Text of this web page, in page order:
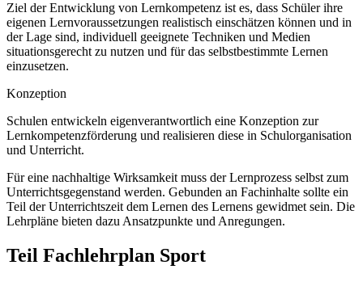
Ziel der Entwicklung von Lernkompetenz ist es, dass Schüler ihre
eigenen Lernvoraussetzungen realistisch einschätzen können und in
der Lage sind, individuell geeignete Techniken und Medien
situationsgerecht zu nutzen und für das selbstbestimmte Lernen
einzusetzen.
Konzeption
Schulen entwickeln eigenverantwortlich eine Konzeption zur
Lernkompetenzförderung und realisieren diese in Schulorganisation
und Unterricht.
Für eine nachhaltige Wirksamkeit muss der Lernprozess selbst zum
Unterrichtsgegenstand werden. Gebunden an Fachinhalte sollte ein
Teil der Unterrichtszeit dem Lernen des Lernens gewidmet sein. Die
Lehrpläne bieten dazu Ansatzpunkte und Anregungen.
Teil Fachlehrplan Sport